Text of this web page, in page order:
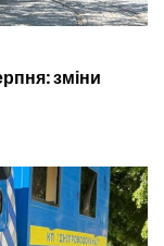
зміни